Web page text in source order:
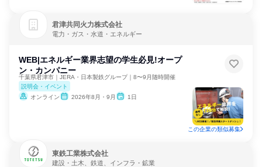
君津共同火力株式会社
電力・ガス・水道・エネルギー
WEB|エネルギー業界志望の学生必見!オープ
ン・カンパニー
千葉県君津市｜JERA・日本製鉄グループ｜8〜9月随時開催
説明会・イベント
オンライン
2026年8月・9月 1日
この企業の類似募集
東鉄工業株式会社
建設・土木、鉄道、インフラ・鉱業